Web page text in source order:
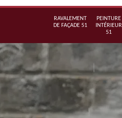
RAVALEMENT
DE FAÇADE 51
PEINTURE
INTÉRIEUR
51